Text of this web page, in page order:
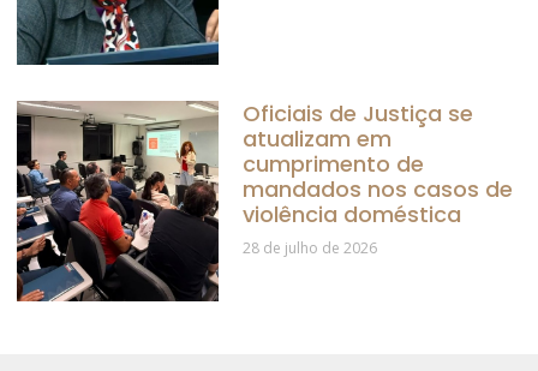
Oficiais de Justiça se
atualizam em
cumprimento de
mandados nos casos de
violência doméstica
28 de julho de 2026